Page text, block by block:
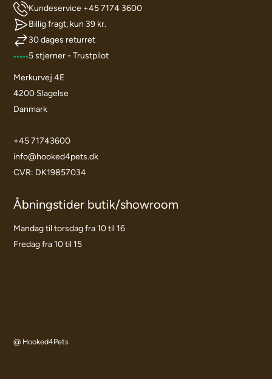
Kundeservice +45 7174 3600
Billig fragt, kun 39 kr.
30 dages returret
5 stjerner - Trustpilot
Merkurvej 4E
4200 Slagelse
Danmark
+45 71743600
info@hooked4pets.dk
CVR: DK19857034
Åbningstider butik/showroom
Mandag til torsdag fra 10 til 16
Fredag fra 10 til 15
@ Hooked4Pets